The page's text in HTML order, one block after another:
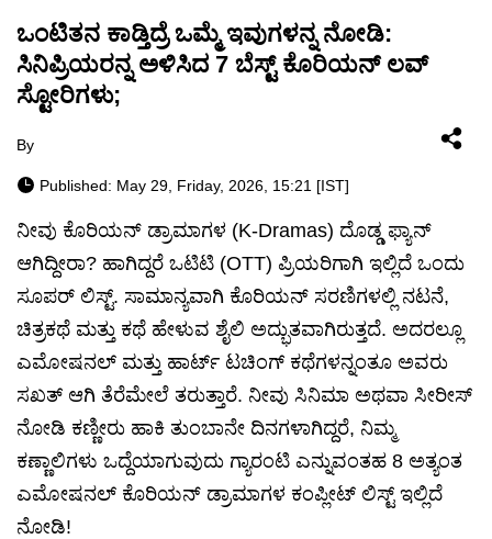
ಒಂಟಿತನ ಕಾಡ್ತಿದ್ರೆ ಒಮ್ಮೆ ಇವುಗಳನ್ನ ನೋಡಿ:
ಸಿನಿಪ್ರಿಯರನ್ನ ಅಳಿಸಿದ 7 ಬೆಸ್ಟ್ ಕೊರಿಯನ್ ಲವ್
ಸ್ಟೋರಿಗಳು;
By
Published: May 29, Friday, 2026, 15:21 [IST]
ನೀವು ಕೊರಿಯನ್ ಡ್ರಾಮಾಗಳ (K-Dramas) ದೊಡ್ಡ ಫ್ಯಾನ್
ಆಗಿದ್ದೀರಾ? ಹಾಗಿದ್ದರೆ ಒಟಿಟಿ (OTT) ಪ್ರಿಯರಿಗಾಗಿ ಇಲ್ಲಿದೆ ಒಂದು
ಸೂಪರ್ ಲಿಸ್ಟ್. ಸಾಮಾನ್ಯವಾಗಿ ಕೊರಿಯನ್ ಸರಣಿಗಳಲ್ಲಿ ನಟನೆ,
ಚಿತ್ರಕಥೆ ಮತ್ತು ಕಥೆ ಹೇಳುವ ಶೈಲಿ ಅದ್ಭುತವಾಗಿರುತ್ತದೆ. ಅದರಲ್ಲೂ
ಎಮೋಷನಲ್ ಮತ್ತು ಹಾರ್ಟ್ ಟಚಿಂಗ್ ಕಥೆಗಳನ್ನಂತೂ ಅವರು
ಸಖತ್ ಆಗಿ ತೆರೆಮೇಲೆ ತರುತ್ತಾರೆ. ನೀವು ಸಿನಿಮಾ ಅಥವಾ ಸೀರೀಸ್
ನೋಡಿ ಕಣ್ಣೀರು ಹಾಕಿ ತುಂಬಾನೇ ದಿನಗಳಾಗಿದ್ದರೆ, ನಿಮ್ಮ
ಕಣ್ಣಾಲಿಗಳು ಒದ್ದೆಯಾಗುವುದು ಗ್ಯಾರಂಟಿ ಎನ್ನುವಂತಹ 8 ಅತ್ಯಂತ
ಎಮೋಷನಲ್ ಕೊರಿಯನ್ ಡ್ರಾಮಾಗಳ ಕಂಪ್ಲೀಟ್ ಲಿಸ್ಟ್ ಇಲ್ಲಿದೆ
ನೋಡಿ!